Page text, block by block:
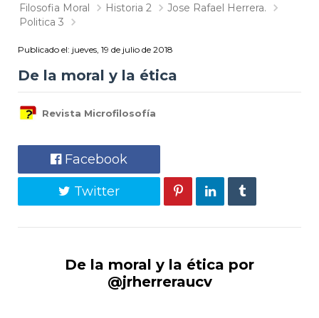
Filosofia Moral
Historia 2
Jose Rafael Herrera.
Politica 3
Publicado el: jueves, 19 de julio de 2018
De la moral y la ética
Revista Microfilosofía
Facebook
Twitter
De la moral y la ética por
@jrherreraucv